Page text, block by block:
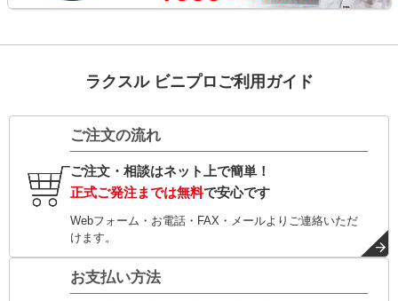
ラクスル ビニプロご利用ガイド
ご注文の流れ
ご注文・相談はネット上で簡単！
正式ご発注までは無料で安心です
Webフォーム・お電話・FAX・メールよりご連絡いただ
けます。
お支払い方法